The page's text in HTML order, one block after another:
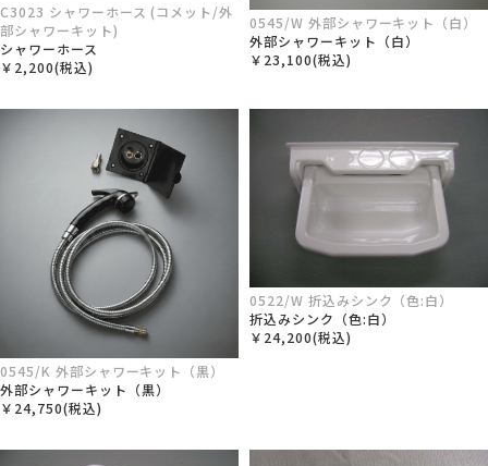
C3023 シャワーホース (コメット/外
部シャワーキット)
シャワーホース
￥2,200(税込)
0545/W 外部シャワーキット（白）
外部シャワーキット（白）
￥23,100(税込)
0545/K 外部シャワーキット（黒）
外部シャワーキット（黒）
￥24,750(税込)
0522/W 折込みシンク（色:白）
折込みシンク（色:白）
￥24,200(税込)